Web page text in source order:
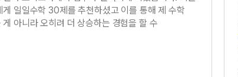
게 일일수학 30제를 추천하셨고 이를 통해 제 수학
아니라 오히려 더 상승하는 경험을 할 수